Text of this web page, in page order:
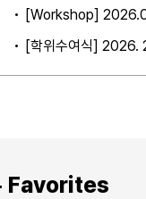
[Workshop]
[학위수여식] 2026.
Favorites